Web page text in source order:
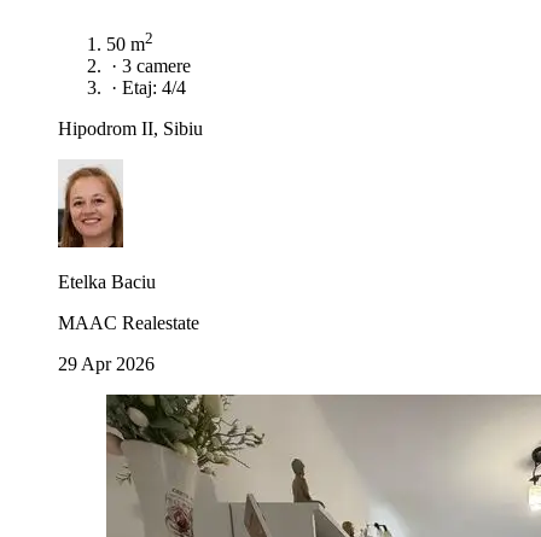
50 m2
· 3 camere
· Etaj: 4/4
Hipodrom II, Sibiu
Etelka Baciu
MAAC Realestate
29 Apr 2026